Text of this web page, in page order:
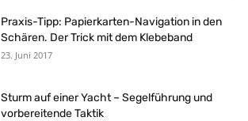
Praxis-Tipp: Papierkarten-Navigation in den
Schären. Der Trick mit dem Klebeband
23. Juni 2017
Sturm auf einer Yacht – Segelführung und
vorbereitende Taktik